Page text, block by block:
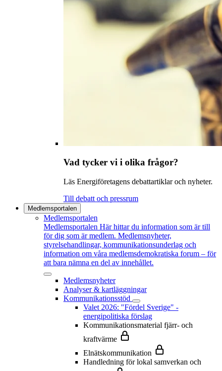
Vad tycker vi i olika frågor?
Läs Energiföretagens debattartiklar och nyheter.
Till debatt och pressrum
Medlemsportalen
Medlemsportalen
Medlemsportalen Här hittar du information som är till
för dig som är medlem. Medlemsnyheter,
styrelsehandlingar, kommunikationsunderlag och
information om våra medlemsdemokratiska forum – för
att bara nämna en del av innehållet.
Medlemsnyheter
Analyser & kartläggningar
Kommunikationsstöd
Valet 2026: "Fördel Sverige" -
energipolitiska förslag
Kommunikationsmaterial fjärr- och
kraftvärme
Elnätskommunikation
Handledning för lokal samverkan och